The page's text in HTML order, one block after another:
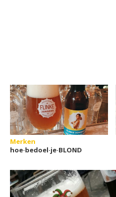
Merken
hoe·bedoel·je·BLOND